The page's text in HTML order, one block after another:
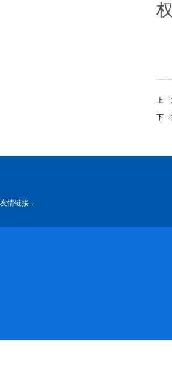
上一
下一
友情链接：